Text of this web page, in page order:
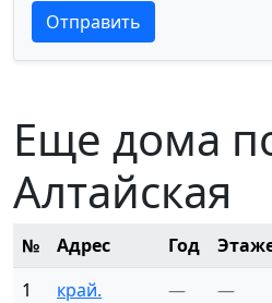
Текст отзыва
Текст отзыва
Отправить
Еще дома
Алтайская
№ Адрес Год
1
край.
— —